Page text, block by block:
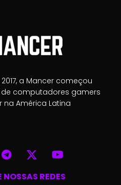
a Mancer começou
computadores gamers
na América Latina
REDES